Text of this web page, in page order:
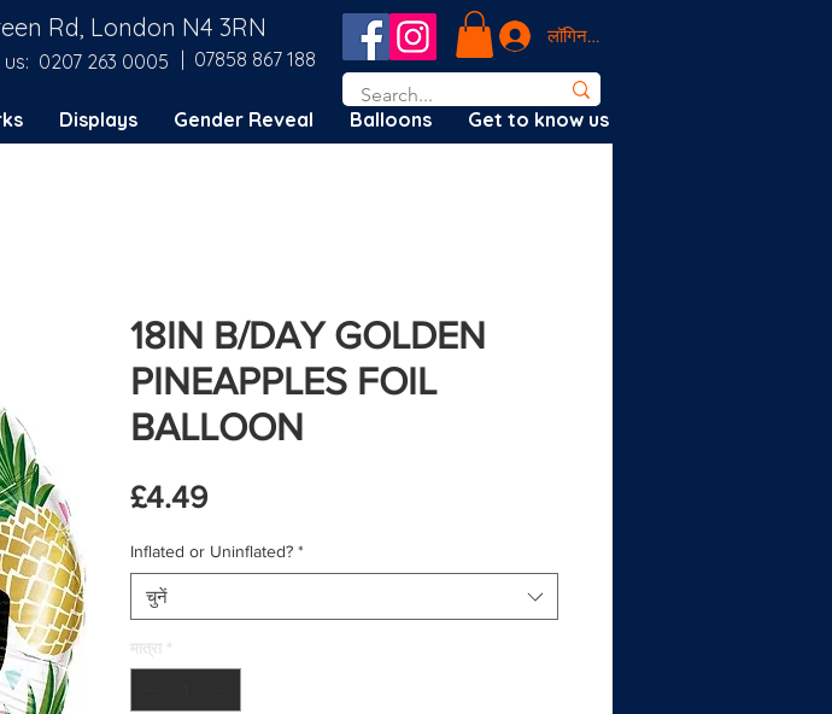
Rd, London N4 3RN
0207 263 0005 | 07858 867 188
लॉगिन करें
Displays Gender Reveal Balloons Get to know us
18IN B/DAY GOLDEN
PINEAPPLES FOIL
BALLOON
£4.49मूल्य
Inflated or Uninflated? *
चुनें